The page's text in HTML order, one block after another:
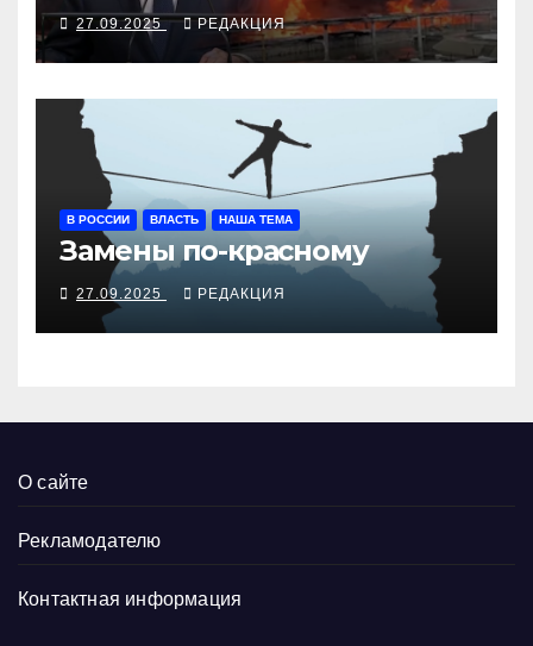
27.09.2025 РЕДАКЦИЯ
В РОССИИ ВЛАСТЬ НАША ТЕМА
Замены по-красному
27.09.2025 РЕДАКЦИЯ
О сайте
Рекламодателю
Контактная информация